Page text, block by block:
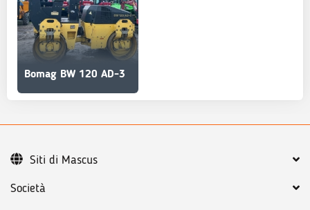
Bomag BW 120 AD-3
Società
Siti di Mascus